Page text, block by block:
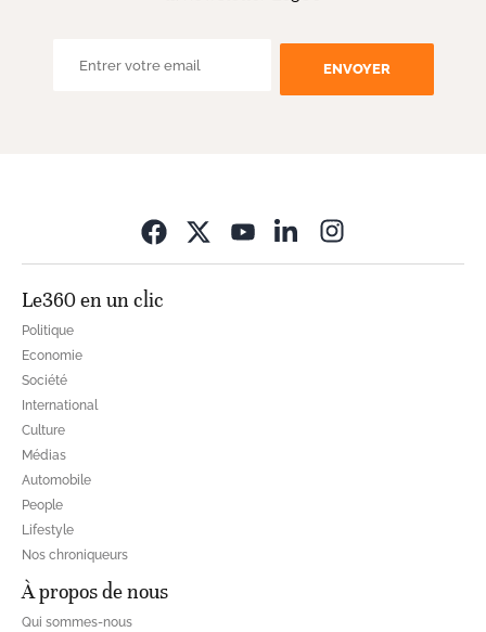
ENVOYER
Le360 en un clic
Politique
Economie
Société
International
Culture
Médias
Automobile
People
Lifestyle
Nos chroniqueurs
À propos de nous
Qui sommes-nous